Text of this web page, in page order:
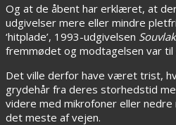
Og at de åbent har erklæret, at
udgivelser mere eller mindre
‘hitplade’, 1993-udgivelsen
fremmødet og modtagelsen var
Det ville derfor have været trist,
grydehår fra deres storhedstid
videre med mikrofoner eller
det meste af vejen.